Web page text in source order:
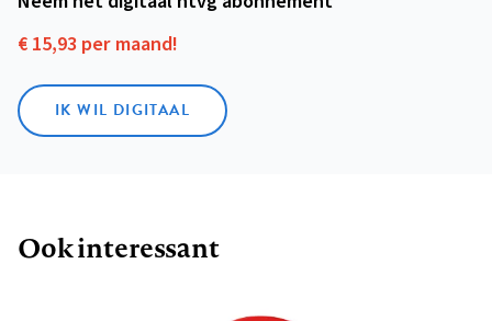
€ 15,93 per maand!
IK WIL DIGITAAL
Ook interessant